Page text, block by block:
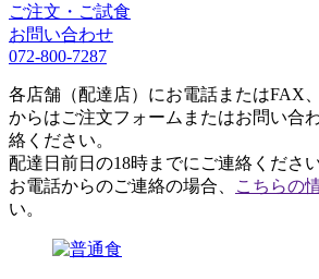
ご注文・ご試食
お問い合わせ
072-800-7287
各店舗（配達店）にお電話またはFAX
からはご注文フォームまたはお問い合
絡ください。
配達日前日の18時までにご連絡ください
お電話からのご連絡の場合、
こちらの
い。